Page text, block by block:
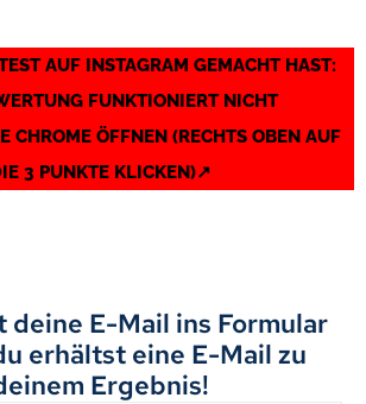
AUF INSTAGRAM GEMACHT HAST:
FUNKTIONIERT NICHT
CHROME ÖFFNEN (RECHTS OBEN AUF
3 PUNKTE KLICKEN)↗️
deine E-Mail ins Formular
erhältst eine E-Mail zu
Ergebnis!